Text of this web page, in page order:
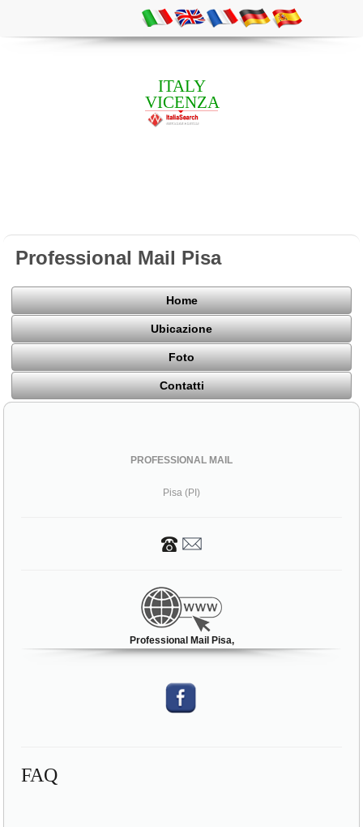
ITALY
VICENZA
Professional Mail Pisa
Home
Ubicazione
Foto
Contatti
PROFESSIONAL MAIL
Pisa (PI)
Professional Mail Pisa,
FAQ